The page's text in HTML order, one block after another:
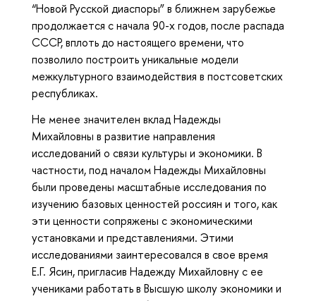
“Новой Русской диаспоры” в ближнем зарубежье
продолжается с начала 90-х годов, после распада
СССР, вплоть до настоящего времени, что
позволило построить уникальные модели
межкультурного взаимодействия в постсоветских
республиках.
Не менее значителен вклад Надежды
Михайловны в развитие направления
исследований о связи культуры и экономики. В
частности, под началом Надежды Михайловны
были проведены масштабные исследования по
изучению базовых ценностей россиян и того, как
эти ценности сопряжены с экономическими
установками и представлениями. Этими
исследованиями заинтересовался в свое время
Е.Г. Ясин, пригласив Надежду Михайловну с ее
учениками работать в Высшую школу экономики и